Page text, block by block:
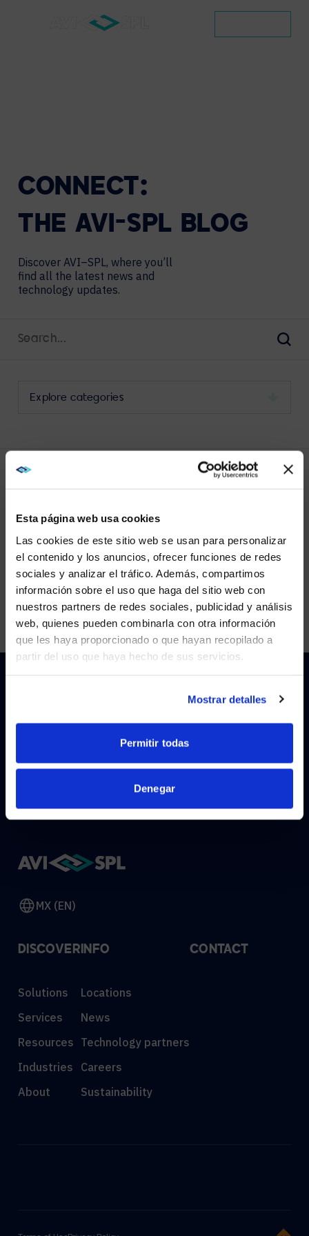
Esta página web usa cookies
Las cookies de este sitio web se usan para personalizar
el contenido y los anuncios, ofrecer funciones de redes
sociales y analizar el tráfico. Además, compartimos
información sobre el uso que haga del sitio web con
nuestros partners de redes sociales, publicidad y análisis
web, quienes pueden combinarla con otra información
que les haya proporcionado o que hayan recopilado a
partir del uso que haya hecho de sus servicios.
Mostrar detalles
Permitir todas
Denegar
CONNECT:
THE AVI-SPL BLOG
Discover AVI–SPL, where you’ll
find all the latest news and
technology updates.
category
view
No results found.
CONTACT US HELP DESK
MX (EN)
DISCOVER
Solutions
Services
Resources
Industries
About
INFO
Locations
News
Technology partners
Careers
Sustainability
CONTACT
WE NOTICED YOU'RE IN USA.
instead?
YES, TAKE ME THERE
NO, STAY ON THIS SITE